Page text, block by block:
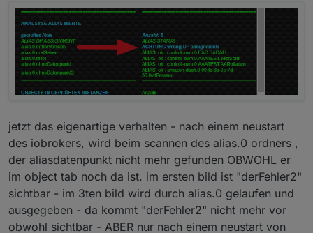
jetzt das eigenartige verhalten - nach einem neustart
des iobrokers, wird beim scannen des alias.0 ordners ,
der aliasdatenpunkt nicht mehr gefunden OBWOHL er
im object tab noch da ist. im ersten bild ist "derFehler2"
sichtbar - im 3ten bild wird durch alias.0 gelaufen und
ausgegeben - da kommt "derFehler2" nicht mehr vor
obwohl sichtbar - ABER nur nach einem neustart von